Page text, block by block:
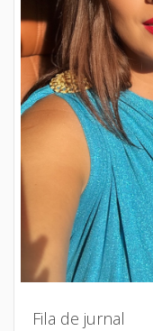
Fila de jurnal